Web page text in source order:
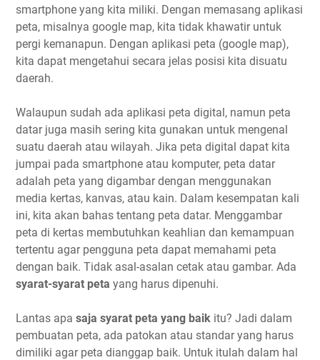
smartphone yang kita miliki. Dengan memasang aplikasi
peta, misalnya google map, kita tidak khawatir untuk
pergi kemanapun. Dengan aplikasi peta (google map),
kita dapat mengetahui secara jelas posisi kita disuatu
daerah.
Walaupun sudah ada aplikasi peta digital, namun peta
datar juga masih sering kita gunakan untuk mengenal
suatu daerah atau wilayah. Jika peta digital dapat kita
jumpai pada smartphone atau komputer, peta datar
adalah peta yang digambar dengan menggunakan
media kertas, kanvas, atau kain. Dalam kesempatan kali
ini, kita akan bahas tentang peta datar. Menggambar
peta di kertas membutuhkan keahlian dan kemampuan
tertentu agar pengguna peta dapat memahami peta
dengan baik. Tidak asal-asalan cetak atau gambar. Ada
syarat-syarat peta yang harus dipenuhi.
Lantas apa saja syarat peta yang baik itu? Jadi dalam
pembuatan peta, ada patokan atau standar yang harus
dimiliki agar peta dianggap baik. Untuk itulah dalam hal